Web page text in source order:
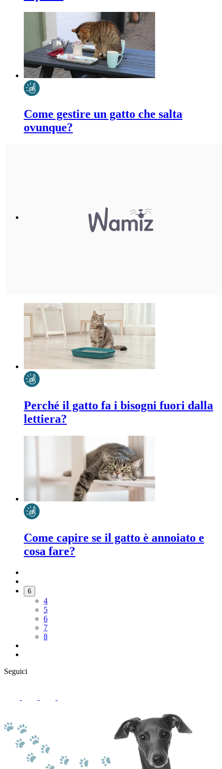
Come gestire un gatto che salta
ovunque?
Perché il gatto fa i bisogni fuori dalla
lettiera?
Come capire se il gatto è annoiato e
cosa fare?
6
4
5
6
7
8
Seguici